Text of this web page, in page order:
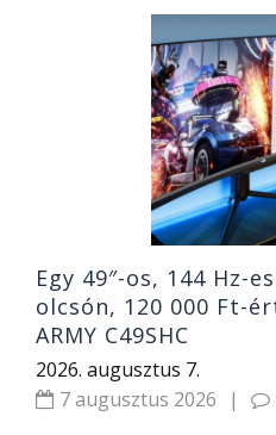
Egy 49″-os, 144 Hz-
olcsón, 120 000 Ft-
ARMY C49SHC
2026. augusztus 7.
7 augusztus 2026
|